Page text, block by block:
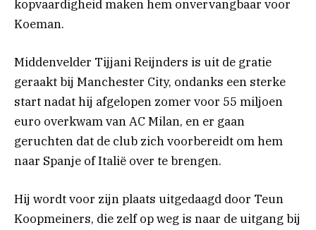
kopvaardigheid maken hem onvervangbaar voor
Koeman.
Middenvelder Tijjani Reijnders is uit de gratie
geraakt bij Manchester City, ondanks een sterke
start nadat hij afgelopen zomer voor 55 miljoen
euro overkwam van AC Milan, en er gaan
geruchten dat de club zich voorbereidt om hem
naar Spanje of Italië over te brengen.
Hij wordt voor zijn plaats uitgedaagd door Teun
Koopmeiners, die zelf op weg is naar de uitgang bij